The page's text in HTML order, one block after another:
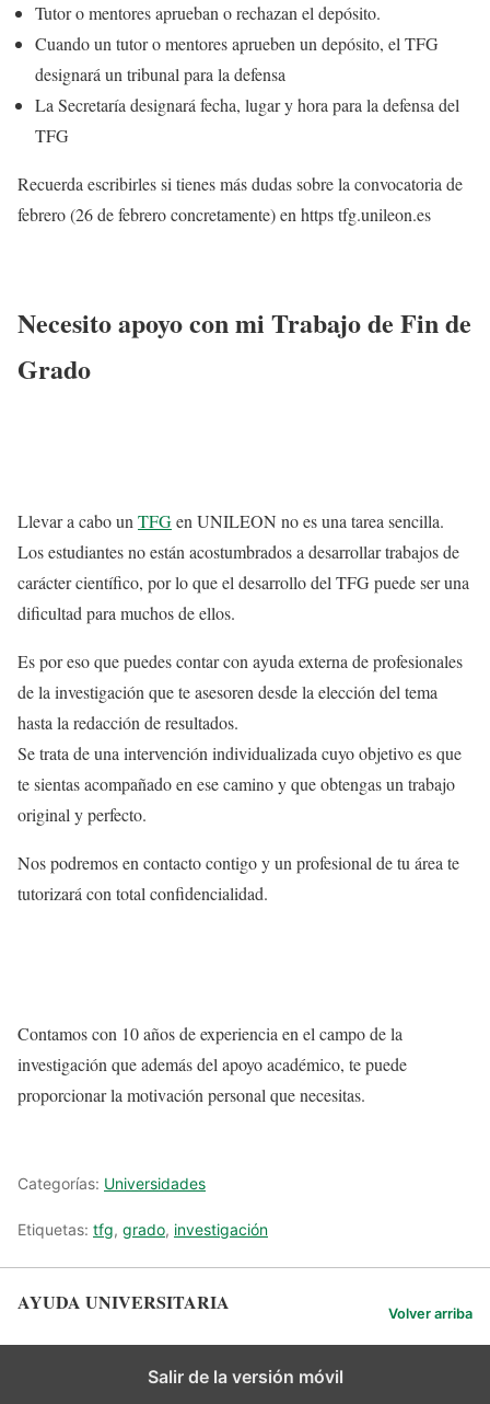
Tutor o mentores aprueban o rechazan el depósito.
Cuando un tutor o mentores aprueben un depósito, el TFG
designará un tribunal para la defensa
La Secretaría designará fecha, lugar y hora para la defensa del
TFG
Recuerda escribirles si tienes más dudas sobre la convocatoria de
febrero (26 de febrero concretamente) en https tfg.unileon.es
Necesito apoyo con mi Trabajo de Fin de
Grado
Llevar a cabo un TFGen UNILEON no es una tarea sencilla.
Los estudiantes no están acostumbrados a desarrollar trabajos de
carácter científico, por lo que el desarrollo del TFG puede ser una
dificultad para muchos de ellos.
Es por eso que puedes contar con ayuda externa de profesionales
de la investigación que te asesoren desde la elección del tema
hasta la redacción de resultados.
Se trata de una intervención individualizada cuyo objetivo es que
te sientas acompañado en ese camino y que obtengas un trabajo
original y perfecto.
Nos podremos en contacto contigo y un profesional de tu área te
tutorizará con total confidencialidad.
Contamos con 10 años de experiencia en el campo de la
investigación que además del apoyo académico, te puede
proporcionar la motivación personal que necesitas.
Categorías: Universidades
Etiquetas: tfg, grado, investigación
AYUDA UNIVERSITARIA Volver arriba
Salir de la versión móvil